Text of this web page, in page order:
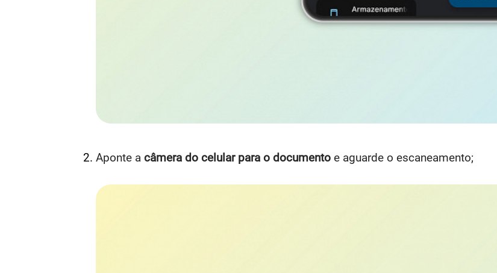
Aponte a câmera do celular para o documento e aguarde o escaneamento;